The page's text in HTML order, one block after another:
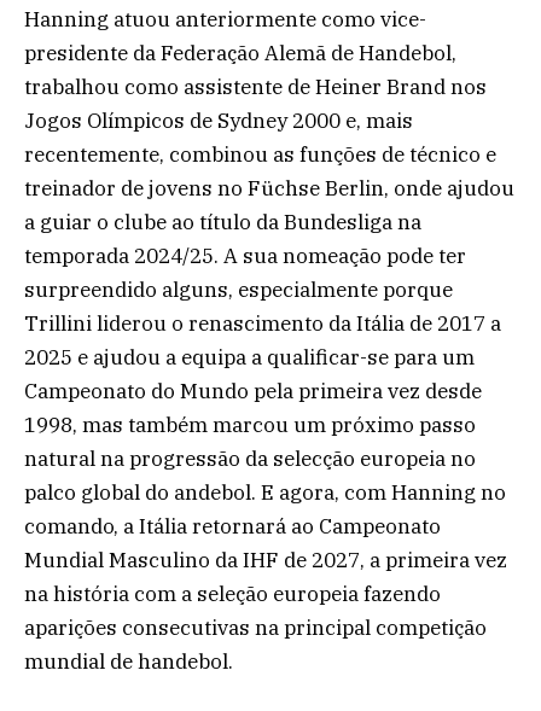
Hanning atuou anteriormente como vice-
presidente da Federação Alemã de Handebol,
trabalhou como assistente de Heiner Brand nos
Jogos Olímpicos de Sydney 2000 e, mais
recentemente, combinou as funções de técnico e
treinador de jovens no Füchse Berlin, onde ajudou
a guiar o clube ao título da Bundesliga na
temporada 2024/25. A sua nomeação pode ter
surpreendido alguns, especialmente porque
Trillini liderou o renascimento da Itália de 2017 a
2025 e ajudou a equipa a qualificar-se para um
Campeonato do Mundo pela primeira vez desde
1998, mas também marcou um próximo passo
natural na progressão da selecção europeia no
palco global do andebol. E agora, com Hanning no
comando, a Itália retornará ao Campeonato
Mundial Masculino da IHF de 2027, a primeira vez
na história com a seleção europeia fazendo
aparições consecutivas na principal competição
mundial de handebol.